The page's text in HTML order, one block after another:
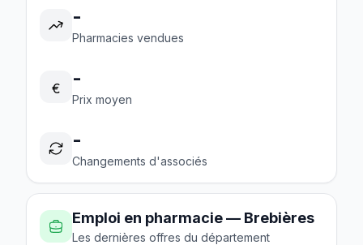
-
Pharmacies vendues
€ -
Prix moyen
-
Changements d'associés
Emploi en pharmacie — Brebières
Les dernières offres du département